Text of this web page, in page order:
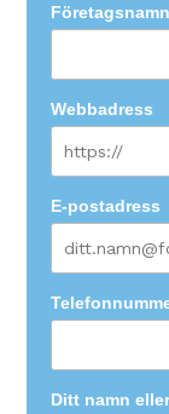
Företagsnamn
Webbadress
E-postadress
Ditt namn